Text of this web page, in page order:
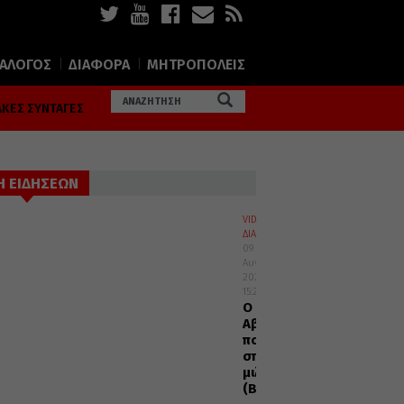
ΔΙΑΦΟΡΑ ΜΗΤΡΟΠΟΛΕΙΣ
ΣΥΝΤΑΓΕΣ
ΕΙΔΗΣΕΩΝ
VIDEOS
ΔΙΑΦΟΡΑ
09
Αυγούστου
2026
15:22
Ο
Αββάς
που
σπάνια
μιλούσε
(Βίντεο)